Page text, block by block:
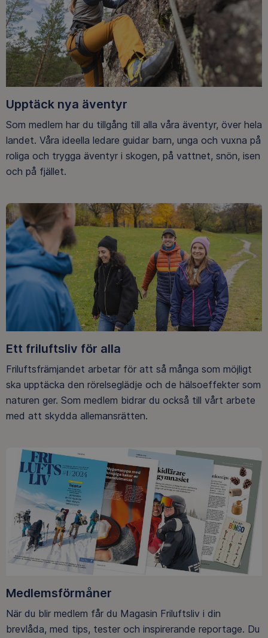
Upptäck nya äventyr
Som medlem har du tillgång till alla våra äventyr, över hela
landet. Våra ideella ledare guidar barn, unga och vuxna på
roliga och trygga äventyr i skogen, på vattnet, snön, isen
och på fjället.
Ett friluftsliv för alla
Friluftsfrämjandet arbetar för att så många som möjligt
ska upptäcka den rörelseglädje och de hälsoeffekter som
naturen ger. Som medlem bidrar du också till vårt arbete
med att skydda allemansrätten.
Medlemsförmåner
När du blir medlem får du Magasin Friluftsliv i din
brevlåda, med tips, tester och inspirerande reportage. Du